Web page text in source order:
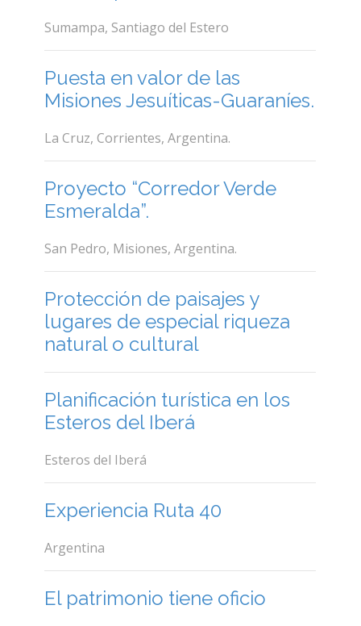
Sumampa, Santiago del Estero
Puesta en valor de las
Misiones Jesuíticas-Guaraníes.
La Cruz, Corrientes, Argentina.
Proyecto “Corredor Verde
Esmeralda”.
San Pedro, Misiones, Argentina.
Protección de paisajes y
lugares de especial riqueza
natural o cultural
Planificación turística en los
Esteros del Iberá
Esteros del Iberá
Experiencia Ruta 40
Argentina
El patrimonio tiene oficio